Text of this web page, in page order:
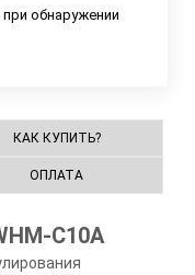
обнаружении
КАК КУПИТЬ?
ОПЛАТА
C10A